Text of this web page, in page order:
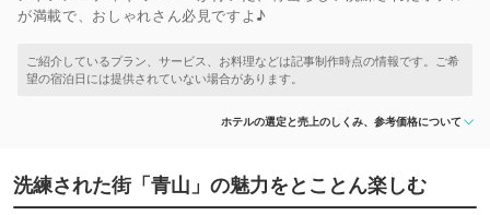
が満載で、おしゃれさん必見ですよ♪
ホテルの選定と売上のしくみ、参考価格について
洗練された街「青山」の魅力をとことん楽しむ